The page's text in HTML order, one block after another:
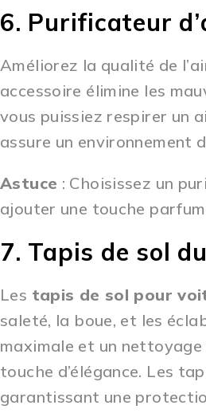
6. Purificateur
Améliorez la qualité de
accessoire élimine les
vous puissiez respirer un
assure un environnement
Astuce : Choisissez un
ajouter une touche
7. Tapis de sol
Les tapis de sol pour
saleté, la boue, et les
maximale et un
touche d’élégance. Les
garantissant une